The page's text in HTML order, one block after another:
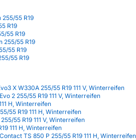
55 R19
R19
55 R19
255/55 R19
55 R19
55 R19
X W330A 255/55 R19 111 V, Winterreifen
2 255/55 R19 111 V, Winterreifen
H, Winterreifen
55 R19 111 H, Winterreifen
55 R19 111 V, Winterreifen
111 H, Winterreifen
TS 850 P 255/55 R19 111 H, Winterreifen